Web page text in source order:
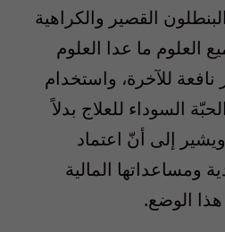
القصير والكراهية
العلوم ما عدا العلوم
نافعة للآخرة، واستخدام
السوداء للعلاج بدلاً
إلى أنّ اعتماد
ومساعداتها المالية
الوضع.